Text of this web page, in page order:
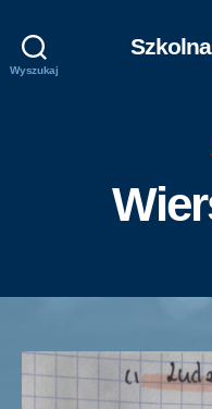
Wyszukaj